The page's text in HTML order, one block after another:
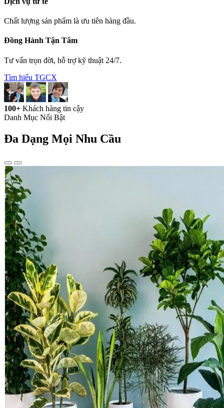
Chất lượng sản phẩm là ưu tiên hàng đầu.
Đồng Hành Tận Tâm
Tư vấn trọn đời, hỗ trợ kỹ thuật 24/7.
Tìm hiểu TGCX
100+ Khách hàng tin cậy
Danh Mục Nổi Bật
Đa Dạng Mọi Nhu Cầu